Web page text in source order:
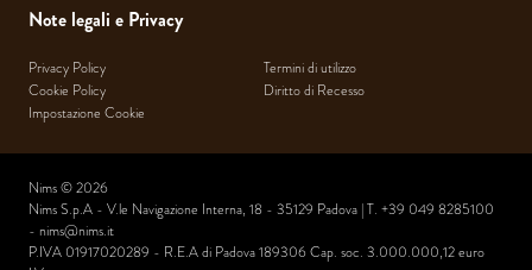
Note legali e Privacy
Privacy Policy
Cookie Policy
Impostazione Cookie
Termini di utilizzo
Diritto di Recesso
Nims © 2026
Nims S.p.A - V.le Navigazione Interna, 18 - 35129 Padova | T. +39 049 8285100
- nims@nims.it
P.IVA 01917020289 - R.E.A di Padova 189306 Cap. soc. 3.000.000,12 euro